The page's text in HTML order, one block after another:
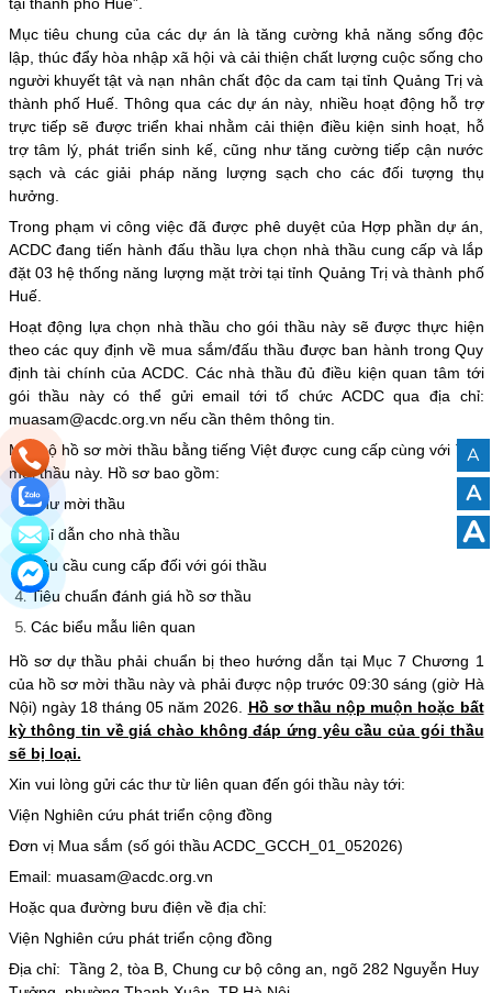
Mục tiêu chung của các dự án là tăng cường khả năng sống độc
lập, thúc đẩy hòa nhập xã hội và cải thiện chất lượng cuộc sống cho
người khuyết tật và nạn nhân chất độc da cam tại tỉnh Quảng Trị và
thành phố Huế. Thông qua các dự án này, nhiều hoạt động hỗ trợ
trực tiếp sẽ được triển khai nhằm cải thiện điều kiện sinh hoạt, hỗ
trợ tâm lý, phát triển sinh kế, cũng như tăng cường tiếp cận nước
sạch và các giải pháp năng lượng sạch cho các đối tượng thụ
hưởng.
Trong phạm vi công việc đã được phê duyệt của Hợp phần dự án,
ACDC đang tiến hành đấu thầu lựa chọn nhà thầu cung cấp và lắp
đặt 03 hệ thống năng lượng mặt trời tại tỉnh Quảng Trị và thành phố
Huế.
Hoạt động lựa chọn nhà thầu cho gói thầu này sẽ được thực hiện
theo các quy định về mua sắm/đấu thầu được ban hành trong Quy
định tài chính của ACDC. Các nhà thầu đủ điều kiện quan tâm tới
gói thầu này có thể gửi email tới tổ chức ACDC qua địa chỉ:
muasam@acdc.org.vn nếu cần thêm thông tin.
Một bộ hồ sơ mời thầu bằng tiếng Việt được cung cấp cùng với Thư
mời thầu này. Hồ sơ bao gồm:
Thư mời thầu
Chỉ dẫn cho nhà thầu
Yêu cầu cung cấp đối với gói thầu
Tiêu chuẩn đánh giá hồ sơ thầu
Các biểu mẫu liên quan
Hồ sơ dự thầu phải chuẩn bị theo hướng dẫn tại Mục 7 Chương 1
của hồ sơ mời thầu này và phải được nộp trước 09:30 sáng (giờ Hà
Nội) ngày 18 tháng 05 năm 2026
Hồ sơ thầu nộp muộn hoặc bất
kỳ thông tin về giá chào không đáp ứng yêu cầu của gói thầu
sẽ bị loại.
Xin vui lòng gửi các thư từ liên quan đến gói thầu này tới:
Viện Nghiên cứu phát triển cộng đồng
Đơn vị Mua sắm (số gói thầu ACDC_GCCH_01_052026)
Email: muasam@acdc.org.vn
Hoặc qua đường bưu điện về địa chỉ:
Viện Nghiên cứu phát triển cộng đồng
Địa chỉ: Tầng 2, tòa B, Chung cư bộ công an, ngõ 282 Nguyễn Huy
A
A
A